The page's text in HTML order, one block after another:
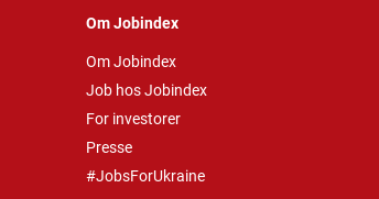
Om Jobindex
Om Jobindex
Job hos Jobindex
For investorer
Presse
#JobsForUkraine